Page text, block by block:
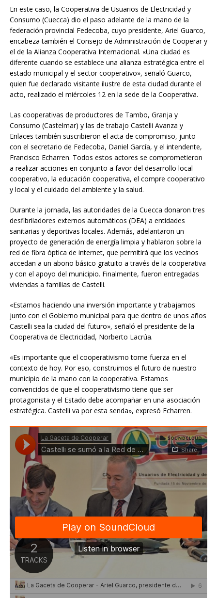
En este caso, la Cooperativa de Usuarios de Electricidad y
Consumo (Cuecca) dio el paso adelante de la mano de la
federación provincial Fedecoba, cuyo presidente, Ariel Guarco,
encabeza también el Consejo de Administración de Cooperar y
el de la Alianza Cooperativa Internacional. «Una ciudad es
diferente cuando se establece una alianza estratégica entre el
estado municipal y el sector cooperativo», señaló Guarco,
quien fue declarado visitante ilustre de esta ciudad durante el
acto, realizado el miércoles 12 en la sede de la Cooperativa.
Las cooperativas de productores de Tambo, Granja y
Consumo (Castelmar) y las de trabajo Castelli Avanza y
Enlaces también suscribieron el acta de compromiso, junto
con el secretario de Fedecoba, Daniel García, y el intendente,
Francisco Echarren. Todos estos actores se comprometieron
a realizar acciones en conjunto a favor del desarrollo local
cooperativo, la educación cooperativa, el compre cooperativo
y local y el cuidado del ambiente y la salud.
Durante la jornada, las autoridades de la Cuecca donaron tres
desfibriladores externos automáticos (DEA) a entidades
sanitarias y deportivas locales. Además, adelantaron un
proyecto de generación de energía limpia y hablaron sobre la
red de fibra óptica de internet, que permitirá que los vecinos
accedan a un abono básico gratuito a través de la cooperativa
y con el apoyo del municipio. Finalmente, fueron entregadas
viviendas a familias de Castelli.
«Estamos haciendo una inversión importante y trabajamos
junto con el Gobierno municipal para que dentro de unos años
Castelli sea la ciudad del futuro», señaló el presidente de la
Cooperativa de Electricidad, Norberto Lacrúa.
«Es importante que el cooperativismo tome fuerza en el
contexto de hoy. Por eso, construimos el futuro de nuestro
municipio de la mano con la cooperativa. Estamos
convencidos de que el cooperativismo tiene que ser
protagonista y el Estado debe acompañar en una asociación
estratégica. Castelli va por esta senda», expresó Echarren.